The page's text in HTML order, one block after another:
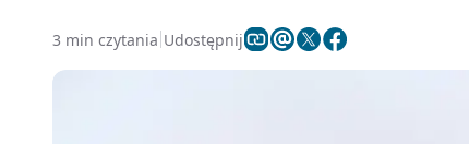
3 min czytania Udostępnij